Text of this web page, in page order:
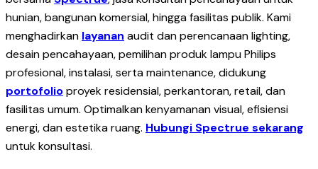
hunian, bangunan komersial, hingga fasilitas publik. Kami
menghadirkan layanan audit dan perencanaan lighting,
desain pencahayaan, pemilihan produk lampu Philips
profesional, instalasi, serta maintenance, didukung
portofolioproyek residensial, perkantoran, retail, dan
fasilitas umum. Optimalkan kenyamanan visual, efisiensi
energi, dan estetika ruang. Hubungi Spectrue sekarang
untuk konsultasi.